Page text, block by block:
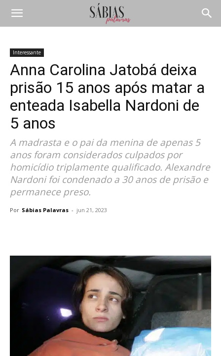
Interessante
Anna Carolina Jatobá deixa
prisão 15 anos após matar a
enteada Isabella Nardoni de
5 anos
A madrasta e o pai da menina de apenas 5
anos foram considerados culpados por
homicídio triplamente qualificado. Alexandre
Nardoni foi condenado a 30 anos de prisão e
permanece preso.
Por Sábias Palavras - jun 21, 2023